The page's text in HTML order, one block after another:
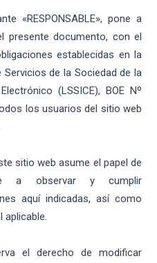
«RESPONSABLE», pone a
presente documento, con el
establecidas en la
de la Sociedad de la
(LSSICE), BOE Nº
los usuarios del sitio web
sitio web asume el papel de
a observar y cumplir
aquí indicadas, así como
aplicable.
el derecho de modificar